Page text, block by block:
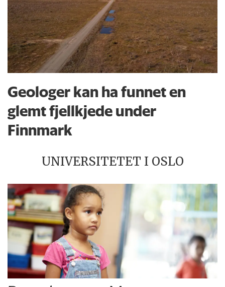
Geologer kan ha funnet en
glemt fjellkjede under
Finnmark
UNIVERSITETET I OSLO